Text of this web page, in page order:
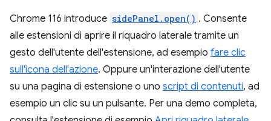
Chrome 116 introduce sidePanel.open() . Consente
alle estensioni di aprire il riquadro laterale tramite un
gesto dell'utente dell'estensione, ad esempio fare clic
sull'icona dell'azione. Oppure un'interazione dell'utente
su una pagina di estensione o uno script di contenuti, ad
esempio un clic su un pulsante. Per una demo completa,